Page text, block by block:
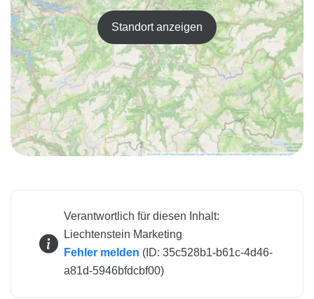
Standort anzeigen
Verantwortlich für diesen Inhalt:
Liechtenstein Marketing
Fehler melden (ID: 35c528b1-b61c-4d46-
a81d-5946bfdcbf00)